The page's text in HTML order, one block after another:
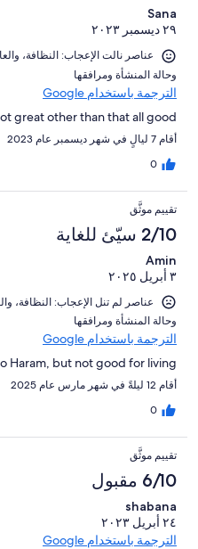
Sana
٢٩ ديسمبر ٢٠٢٣
و⁦حالة المنشأة ومرافقها⁩
الترجمة باستخدام Google
great other than that all good
أقام 7 ليالٍ في شهر ديسمبر عام 2023
0
تقييم موثَّق
2/10 سيّئ للغاية
Amin
٣ أبريل ٢٠٢٥
و⁦حالة المنشأة ومرافقها⁩
الترجمة باستخدام Google
Haram, but not good for living
أقام 12 ليلةً في شهر مارس عام 2025
0
تقييم موثَّق
6/10 مقبول
shabana
٢٤ أبريل ٢٠٢٣
الترجمة باستخدام Google